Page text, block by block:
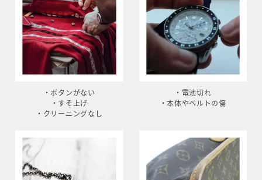
・ボタンがない
・すそ上げ
・クリーニングなし
・電池切れ
・本体やベルトの傷